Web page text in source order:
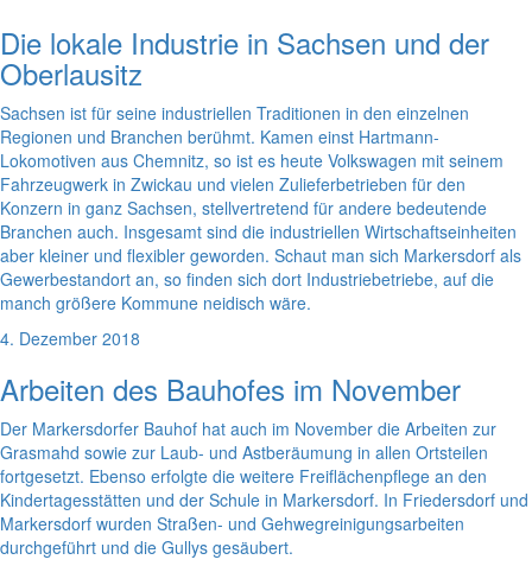
Die lokale Industrie in Sachsen und der
Oberlausitz
Sachsen ist für seine industriellen Traditionen in den einzelnen
Regionen und Branchen berühmt. Kamen einst Hartmann-
Lokomotiven aus Chemnitz, so ist es heute Volkswagen mit seinem
Fahrzeugwerk in Zwickau und vielen Zulieferbetrieben für den
Konzern in ganz Sachsen, stellvertretend für andere bedeutende
Branchen auch. Insgesamt sind die industriellen Wirtschaftseinheiten
aber kleiner und flexibler geworden. Schaut man sich Markersdorf als
Gewerbestandort an, so finden sich dort Industriebetriebe, auf die
manch größere Kommune neidisch wäre.
4. Dezember 2018
Arbeiten des Bauhofes im November
Der Markersdorfer Bauhof hat auch im November die Arbeiten zur
Grasmahd sowie zur Laub- und Astberäumung in allen Ortsteilen
fortgesetzt. Ebenso erfolgte die weitere Freiflächenpflege an den
Kindertagesstätten und der Schule in Markersdorf. In Friedersdorf und
Markersdorf wurden Straßen- und Gehwegreinigungsarbeiten
durchgeführt und die Gullys gesäubert.